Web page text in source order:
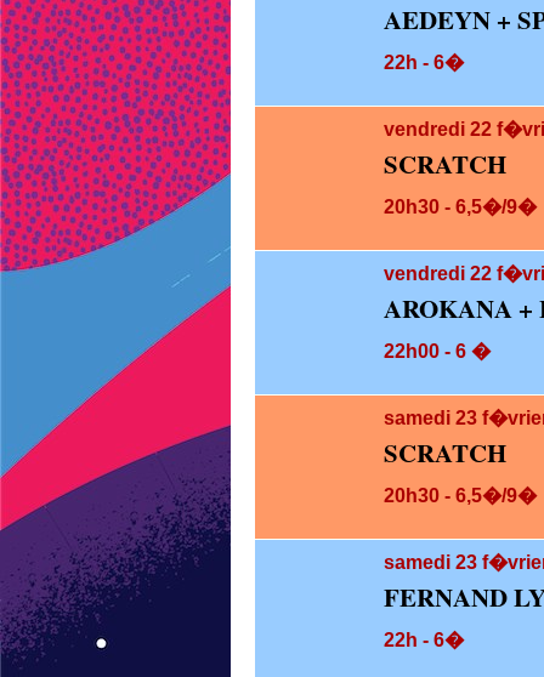
AEDEYN +
22h - 6�
vendredi 22
SCRATCH
20h30 - 6,5�/9�
vendredi 22
AROKANA +
22h00 - 6 �
samedi 23
SCRATCH
20h30 - 6,5�/9�
samedi 23
FERNAND
22h - 6�